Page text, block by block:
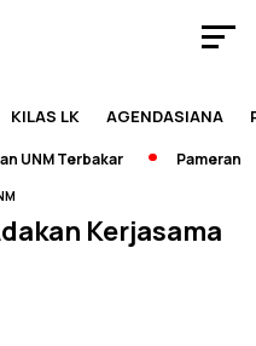
KILAS LK AGENDASIANA
Terbakar Pameran
Kerjasama